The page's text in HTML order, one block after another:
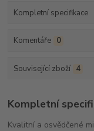
Kompletní specifikace
Komentáře 0
Související zboží 4
Kompletní
Kvalitní a osvědčené